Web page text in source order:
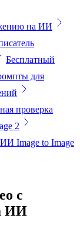
на ИИ
Бесплатный
для
проверка
2
Image to Image
с
ИИ